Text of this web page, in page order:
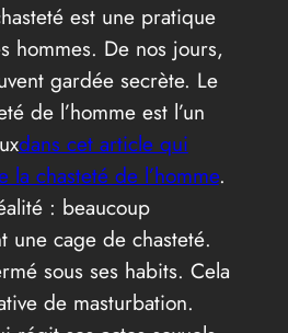
est une pratique
hommes. De nos jours,
gardée secrète. Le
de l’homme est l’un
dans cet article qui
chasteté de l’homme.
: beaucoup
une cage de chasteté.
sous ses habits. Cela
de masturbation.